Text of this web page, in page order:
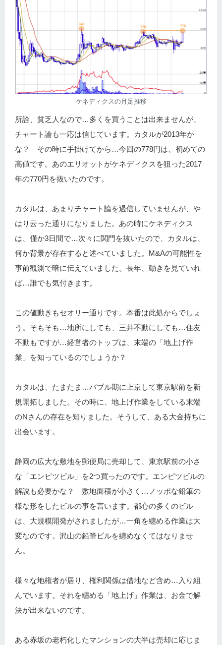
ケネディクスの月足推移
所詮、貧乏人なので…多くを買うことは出来ませんが、
チャート論も一応は信じています。カタルが2013年か
な？ その時に手掛けてから…今回の778円は、初めての
高値です。あのエリオットがケネディクスを狙った2017
年の770円を抜いたのです。
カタルは、あまりチャート論を過信していませんが、や
はり云った通りになりました。あの時にケネディクス
は、僅か3日間で…次々に関門を抜いたので、カタルは、
何か背景が存在すると述べていました。M&Aの可能性を
事前観測で暗に伝えていました。長年、動きを見ていれ
ば…誰でも気付きます。
この値動きもセオリー通りです。本番は此処からでしょ
う。そもそも…地所にしても、三井不動にしても…住友
不動もですが…経営者のトップは、末端の「地上げ作
業」を知っているのでしょうか？
カタルは、たまたま…バブル期に上京して東京駅前を新
規開拓しました。その時に、地上げ作業をしている末端
のNさんの存在を知りました。そうして、ある大金持ちに
出会います。
静岡の広大な敷地を郵便局に売却して、東京駅前の小さ
な「エンピツビル」を2つ買ったのです。エンピツビルの
解説も必要かな？ 敷地面積が小さく…ノッポな鉛筆の
様な形をしたビルの事を言います。都心の多くのビル
は、大規模開発がされましたが…一角を纏める作業は大
変なのです。沢山の鉛筆ビルを纏めなくてはなりませ
ん。
様々な地権者が居り、権利関係は借地など含め…入り組
んでいます。それを纏める「地上げ」作業は、お金で解
決が出来ないのです。
ある赤坂の老朽化したマンションの大半は売却に応じま